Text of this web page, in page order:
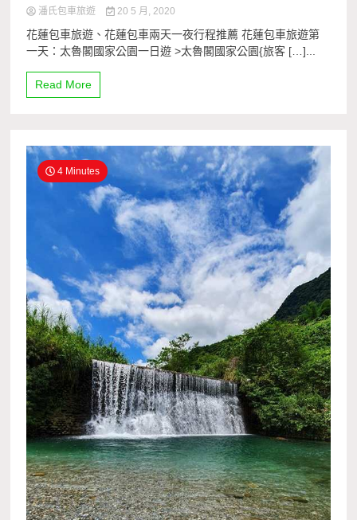
潘氏包車旅遊 20 5 月, 2020
花蓮包車旅遊、花蓮包車兩天一夜行程推薦 花蓮包車旅遊第
一天：太魯閣國家公園一日遊 >太魯閣國家公園{旅客 […]...
Read More
4 Minutes